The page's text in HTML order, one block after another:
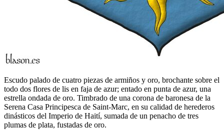
Escudo palado de cuatro piezas de armiños y oro, brochante sobre el
todo dos flores de lis en faja de azur; entado en punta de azur, una
estrella ondada de oro. Timbrado de una corona de baronesa de la
Serena Casa Principesca de Saint-Marc, en su calidad de herederos
dinásticos del Imperio de Haití, sumada de un penacho de tres
plumas de plata, fustadas de oro.